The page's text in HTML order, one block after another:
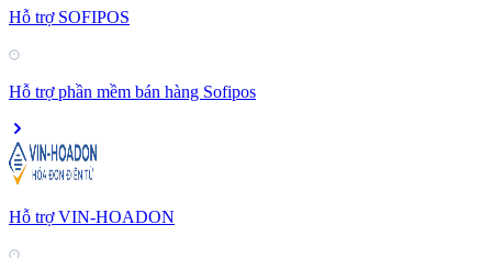
Hỗ trợ SOFIPOS
Hỗ trợ phần mềm bán hàng Sofipos
Hỗ trợ VIN-HOADON